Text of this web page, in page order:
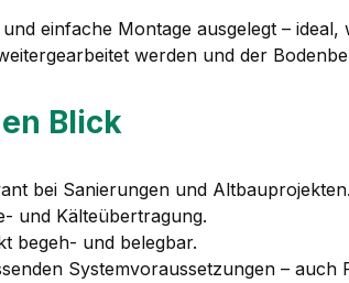
einfache Montage ausgelegt –
werden und der
Blick
bei Sanierungen und Altbauprojekten.
und Kälteübertragung.
begeh- und belegbar.
Systemvoraussetzungen – auch